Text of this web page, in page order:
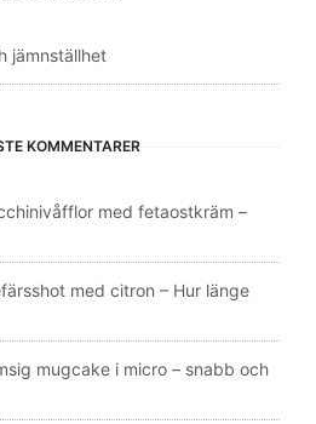
jämnställhet
KOMMENTARER
med fetaostkräm –
med citron – Hur länge
mugcake i micro – snabb och